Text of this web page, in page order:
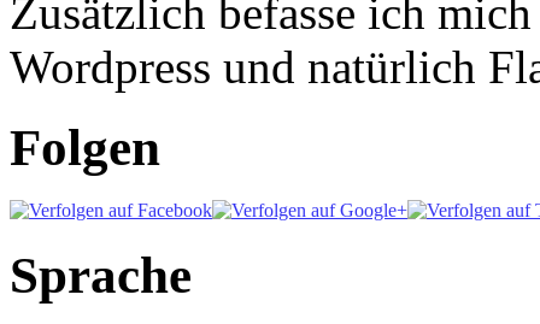
Zusätzlich befasse ich
Wordpress und natürlich
Folgen
Sprache